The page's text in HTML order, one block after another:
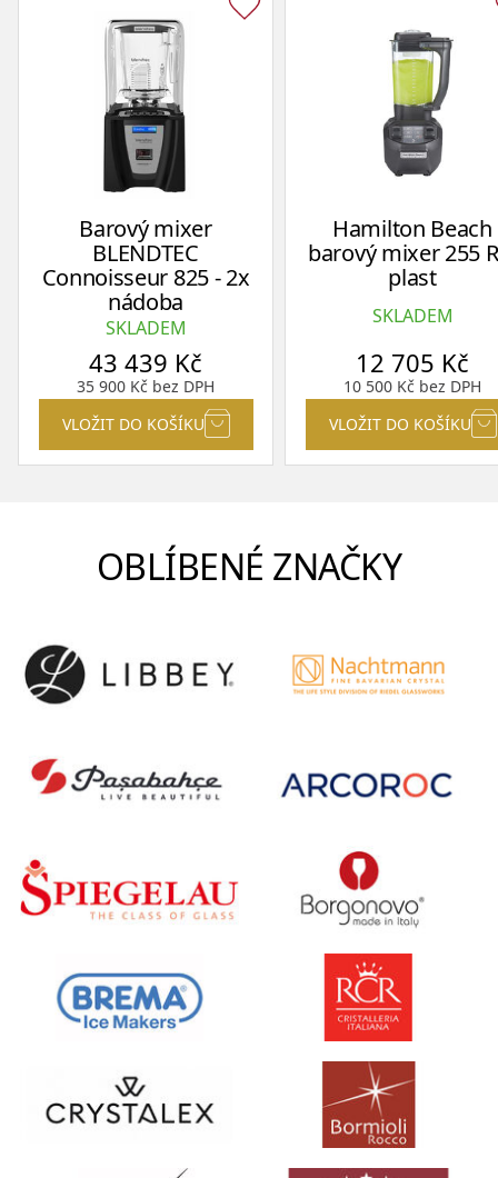
Barový mixer
BLENDTEC
Connoisseur 825 - 2x
nádoba
SKLADEM
43 439 Kč
35 900 Kč bez DPH
VLOŽIT DO KOŠÍKU
Hamilton Beach
barový mixer 255
plast
SKLADEM
12 705 Kč
10 500 Kč bez DPH
VLOŽIT DO KOŠÍKU
OBLÍBENÉ ZNAČKY